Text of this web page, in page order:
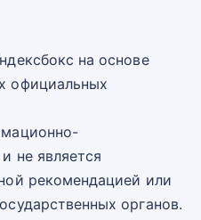
на основе
официальных
не является
рекомендацией или
органов.